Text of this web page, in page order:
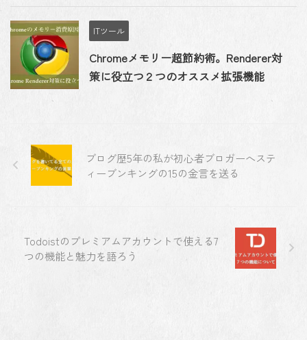
ITツール
Chromeメモリー超節約術。Renderer対
策に役立つ２つのオススメ拡張機能
ブログ歴5年の私が初心者ブロガーへステ
ィーブンキングの15の金言を送る
Todoistのプレミアムアカウントで使える7
つの機能と魅力を語ろう